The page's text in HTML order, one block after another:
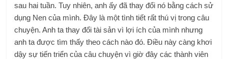
sau hai tuần. Tuy nhiên, anh ấy đã thay đổi nó bằng cách sử
dụng Nen của mình. Đây là một tình tiết rất thú vị trong câu
chuyện. Anh ta thay đổi tài sản vì lợi ích của mình nhưng
anh ta được tìm thấy theo cách nào đó. Điều này càng khơi
dậy sự tiến triển của câu chuyện vì giờ đây các thành viên